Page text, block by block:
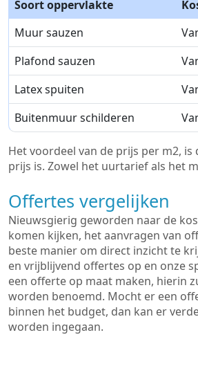
Soort oppervlakte
Muur sauzen
Plafond sauzen
Latex spuiten
Buitenmuur schilderen
Het voordeel van de prijs per m2, is
prijs is. Zowel het uurtarief als het
Offertes vergelijken
Nieuwsgierig geworden naar de
komen kijken, het aanvragen van
beste manier om direct inzicht te
en vrijblijvend offertes op en onze
een offerte op maat maken, hierin
worden benoemd. Mocht er een
binnen het budget, dan kan er
worden ingegaan.